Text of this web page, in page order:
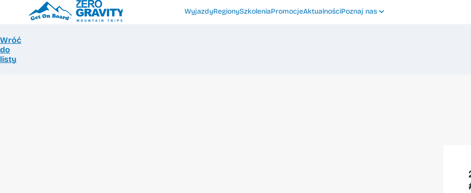
WyjazdyRegionySzkoleniaPromocjeAktualnościPoznaj nas
Wróć
do
listy